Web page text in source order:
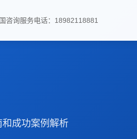
咨询服务电话：18982118881
成功案例解析